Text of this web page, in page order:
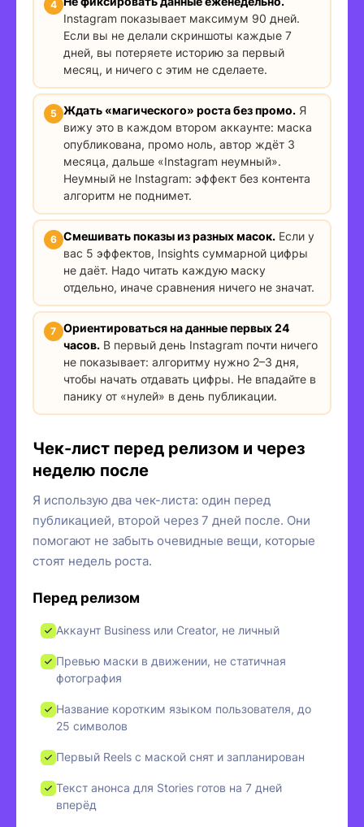
Instagram показывает максимум 90 дней.
Если вы не делали скриншоты каждые 7
дней, вы потеряете историю за первый
месяц, и ничего с этим не сделаете.
Ждать «магического» роста без промо.Я
вижу это в каждом втором аккаунте: маска
опубликована, промо ноль, автор ждёт 3
месяца, дальше «Instagram неумный».
Неумный не Instagram: эффект без контента
алгоритм не поднимет.
Смешивать показы из разных масок.Если у
вас 5 эффектов, Insights суммарной цифры
не даёт. Надо читать каждую маску
отдельно, иначе сравнения ничего не значат.
Ориентироваться на данные первых 24
часов.В первый день Instagram почти ничего
не показывает: алгоритму нужно 2–3 дня,
чтобы начать отдавать цифры. Не впадайте в
панику от «нулей» в день публикации.
Чек-лист перед релизом и через
неделю после
Я использую два чек-листа: один перед
публикацией, второй через 7 дней после. Они
помогают не забыть очевидные вещи, которые
стоят недель роста.
Перед релизом
Аккаунт Business или Creator, не личный
Превью маски в движении, не статичная
фотография
Название коротким языком пользователя, до
25 символов
Первый Reels с маской снят и запланирован
Текст анонса для Stories готов на 7 дней
вперёд